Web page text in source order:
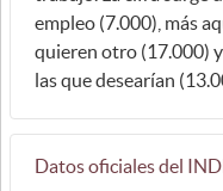
empleo (7.000), más
quieren otro (17.000)
las que desearían
Datos oficiales del